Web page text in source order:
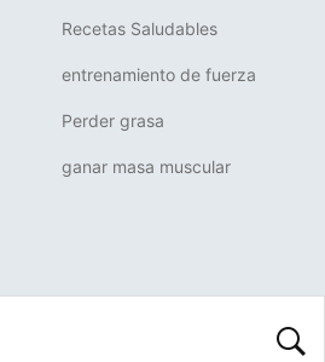
Recetas Saludables
entrenamiento de fuerza
Perder grasa
ganar masa muscular